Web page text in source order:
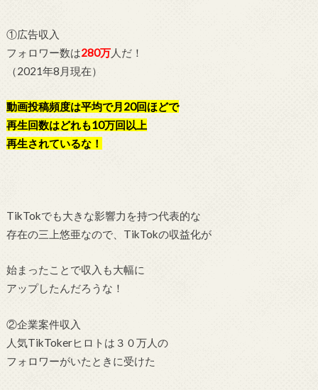
①広告収入
フォロワー数は280万人だ！
（2021年8月現在）
動画投稿頻度は平均で月20回ほどで
再生回数はどれも10万回以上
再生されているな！
TikTokでも大きな影響力を持つ代表的な
存在の三上悠亜なので、TikTokの収益化が
始まったことで収入も大幅に
アップしたんだろうな！
②企業案件収入
人気TikTokerヒロトは３０万人の
フォロワーがいたときに受けた